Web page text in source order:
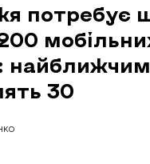
потребує
30